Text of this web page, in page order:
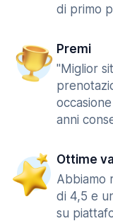
di primo
Premi
"Miglior
anni
Ottime
Abbiamo
di 4,5 e
su